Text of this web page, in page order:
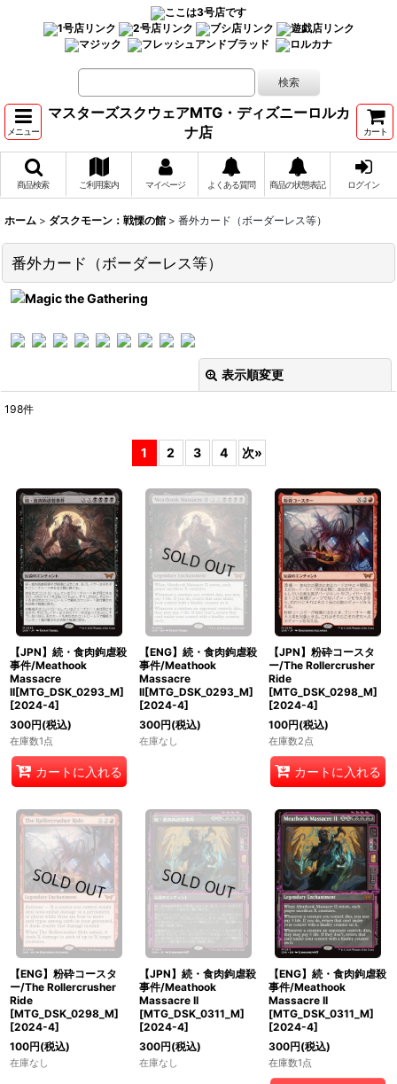
メニュー
マスターズスクウェアMTG・ディズニーロルカ
ナ店
カート
商品検索 ご利用案内 マイページ よくある質問 商品の状態表記 ログイン
ホーム > ダスクモーン：戦慄の館 > 番外カード（ボーダーレス等）
番外カード（ボーダーレス等）
表示順変更
並び順:
絞り込む
198件
1 2 3 4 次»
【JPN】続・食肉鉤虐殺
事件/Meathook
Massacre
II[MTG_DSK_0293_M]
[2024-4]
300円(税込)
在庫数1点
カートに入れる
【ENG】続・食肉鉤虐殺
事件/Meathook
Massacre
II[MTG_DSK_0293_M]
[2024-4]
300円(税込)
在庫なし
【JPN】粉砕コースタ
ー/The Rollercrusher
Ride
[MTG_DSK_0298_M]
[2024-4]
100円(税込)
在庫数2点
カートに入れる
【ENG】粉砕コースタ
ー/The Rollercrusher
Ride
[MTG_DSK_0298_M]
[2024-4]
100円(税込)
在庫なし
【JPN】続・食肉鉤虐殺
事件/Meathook
Massacre II
[MTG_DSK_0311_M]
[2024-4]
300円(税込)
在庫なし
【ENG】続・食肉鉤虐殺
事件/Meathook
Massacre II
[MTG_DSK_0311_M]
[2024-4]
300円(税込)
在庫数1点